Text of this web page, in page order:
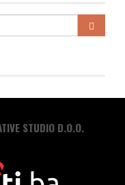
STUDIO D.O.O.